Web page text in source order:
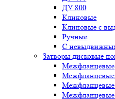
ДУ 800
Клиновые
Клиновые с
Ручные
С
Затворы дисковые
Межфланцевые
Межфланцевые
Межфланцевые
Межфланцевые